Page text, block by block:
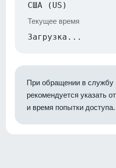
США (US)
Текущее время
Загрузка...
При обращении в службу
рекомендуется указать
и время попытки доступа.